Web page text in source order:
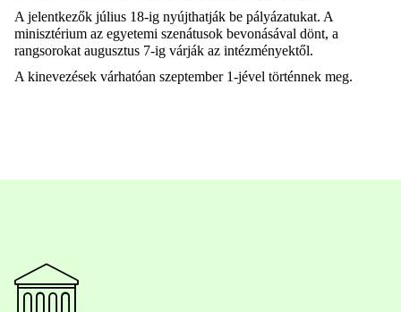
A jelentkezők július 18-ig nyújthatják be pályázatukat. A
minisztérium az egyetemi szenátusok bevonásával dönt, a
rangsorokat augusztus 7-ig várják az intézményektől.
A kinevezések várhatóan szeptember 1-jével történnek meg.